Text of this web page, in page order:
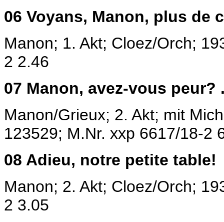
06 Voyans, Manon, plus de
Manon; 1. Akt; Cloez/Orch;
2 2.46
07 Manon, avez-vous peur?
Manon/Grieux; 2. Akt; mit
123529; M.Nr. xxp 6617/18-2
08 Adieu, notre petite table!
Manon; 2. Akt; Cloez/Orch;
2 3.05